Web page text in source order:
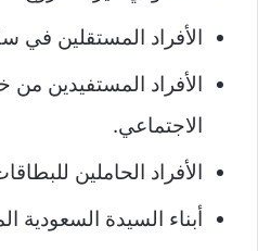
الأفراد المستقلين
الأفراد المستفيدين
الاجتماعي.
الأفراد الحاملين
أبناء السيدة